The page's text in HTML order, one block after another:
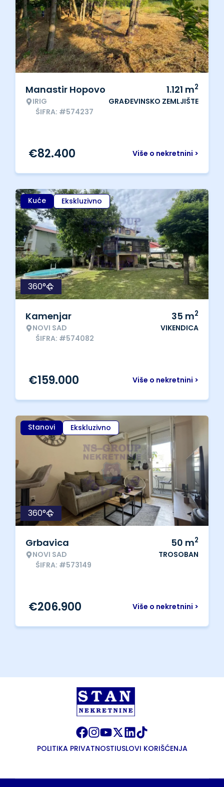
Manastir Hopovo
IRIG
ŠIFRA: #574237
1.121 m2
GRAĐEVINSKO ZEMLJIŠTE
Više o nekretnini >
€82.400
Kuće Ekskluzivno
360°
Kamenjar
NOVI SAD
ŠIFRA: #574082
35 m2
VIKENDICA
Više o nekretnini >
€159.000
Stanovi Ekskluzivno
360°
Grbavica
NOVI SAD
ŠIFRA: #573149
50 m2
TROSOBAN
Više o nekretnini >
€206.900
POLITIKA PRIVATNOSTIUSLOVI KORIŠĆENJA